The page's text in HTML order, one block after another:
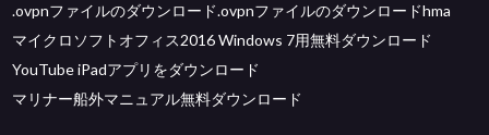
.ovpnファイルのダウンロード.ovpnファイルのダウンロードhma
マイクロソフトオフィス2016 Windows 7用無料ダウンロード
YouTube iPadアプリをダウンロード
マリナー船外マニュアル無料ダウンロード